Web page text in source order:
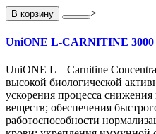
В корзину >
UniONE L-CARNITINE 3000
UniONE L – Carnitine
высокой биологической
ускорения процесса
веществ; обеспечения
работоспособности